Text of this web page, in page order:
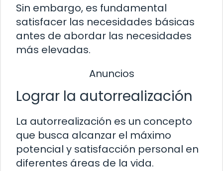
Sin embargo, es fundamental
satisfacer las necesidades básicas
antes de abordar las necesidades
más elevadas.
Anuncios
Lograr la autorrealización
La autorrealización es un concepto
que busca alcanzar el máximo
potencial y satisfacción personal en
diferentes áreas de la vida.